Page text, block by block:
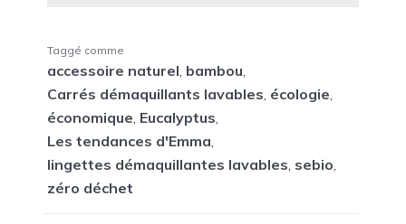
Taggé comme
accessoire naturel, bambou,
Carrés démaquillants lavables, écologie,
économique, Eucalyptus,
Les tendances d'Emma,
lingettes démaquillantes lavables, sebio,
zéro déchet